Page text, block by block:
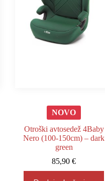
NOVO
Otroški avtosedež 4Baby
Nero (100-150cm) – dark
green
85,90€